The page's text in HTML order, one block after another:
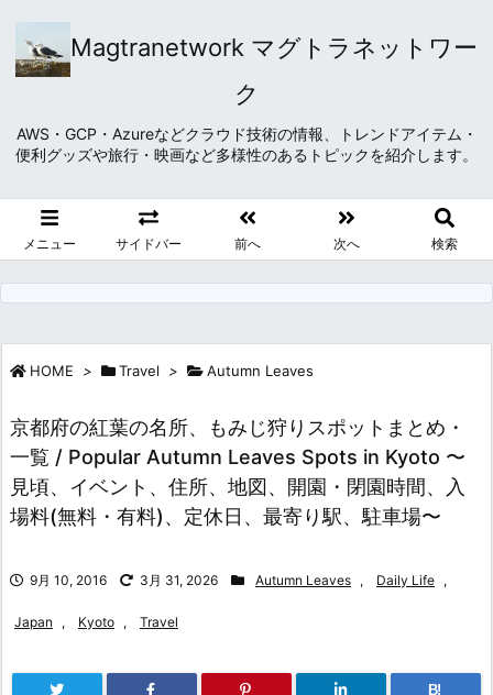
Magtranetwork マグトラネットワー
ク
AWS・GCP・Azureなどクラウド技術の情報、トレンドアイテム・
便利グッズや旅行・映画など多様性のあるトピックを紹介します。
メニュー サイドバー 前へ 次へ 検索
HOME > Travel > Autumn Leaves
京都府の紅葉の名所、もみじ狩りスポットまとめ・
一覧 / Popular Autumn Leaves Spots in Kyoto 〜
見頃、イベント、住所、地図、開園・閉園時間、入
場料(無料・有料)、定休日、最寄り駅、駐車場〜
9月 10, 2016 3月 31, 2026 Autumn Leaves , Daily Life ,
Japan , Kyoto , Travel
B!